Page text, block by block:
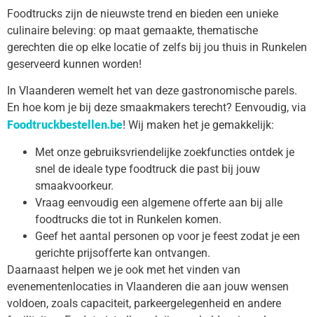
Foodtrucks zijn de nieuwste trend en bieden een unieke
culinaire beleving: op maat gemaakte, thematische
gerechten die op elke locatie of zelfs bij jou thuis in Runkelen
geserveerd kunnen worden!
In Vlaanderen wemelt het van deze gastronomische parels.
En hoe kom je bij deze smaakmakers terecht? Eenvoudig, via
Foodtruckbestellen.be! Wij maken het je gemakkelijk:
Met onze gebruiksvriendelijke zoekfuncties ontdek je
snel de ideale type foodtruck die past bij jouw
smaakvoorkeur.
Vraag eenvoudig een algemene offerte aan bij alle
foodtrucks die tot in Runkelen komen.
Geef het aantal personen op voor je feest zodat je een
gerichte prijsofferte kan ontvangen.
Daarnaast helpen we je ook met het vinden van
evenementenlocaties in Vlaanderen die aan jouw wensen
voldoen, zoals capaciteit, parkeergelegenheid en andere